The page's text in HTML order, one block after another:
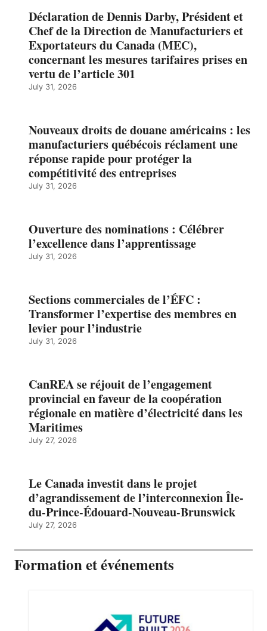
Déclaration de Dennis Darby, Président et
Chef de la Direction de Manufacturiers et
Exportateurs du Canada (MEC),
concernant les mesures tarifaires prises en
vertu de l’article 301
July 31, 2026
Nouveaux droits de douane américains : les
manufacturiers québécois réclament une
réponse rapide pour protéger la
compétitivité des entreprises
July 31, 2026
Ouverture des nominations : Célébrer
l’excellence dans l’apprentissage
July 31, 2026
Sections commerciales de l’ÉFC :
Transformer l’expertise des membres en
levier pour l’industrie
July 31, 2026
CanREA se réjouit de l’engagement
provincial en faveur de la coopération
régionale en matière d’électricité dans les
Maritimes
July 27, 2026
Le Canada investit dans le projet
d’agrandissement de l’interconnexion Île-
du-Prince-Édouard-Nouveau-Brunswick
July 27, 2026
Formation et événements